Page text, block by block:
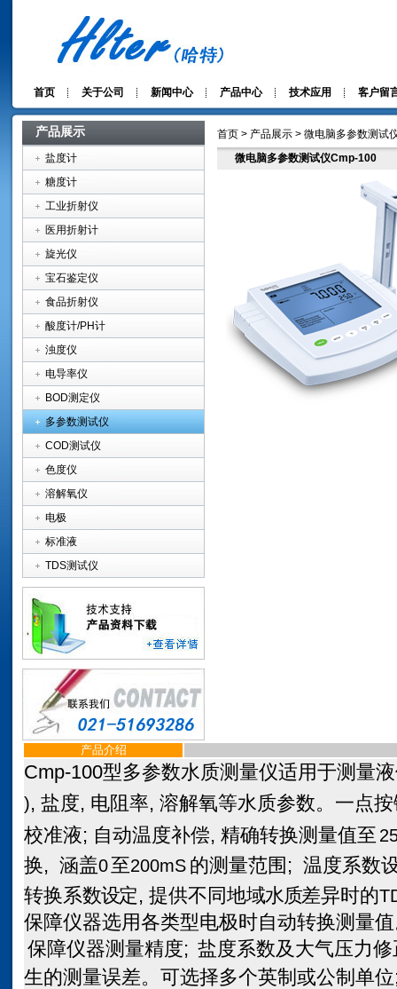
首页 关于公司 新闻中心 产品中心 技术应用 客户留
产品展示
盐度计
糖度计
工业折射仪
医用折射计
旋光仪
宝石鉴定仪
食品折射仪
酸度计/PH计
浊度仪
电导率仪
BOD测定仪
多参数测试仪
COD测试仪
色度仪
溶解氧仪
电极
标准液
TDS测试仪
首页 > 产品展示 > 微电脑多参数测试
微电脑多参数测试仪Cmp-100
产品介绍
Cmp-100型多参数水质测量仪适用于测量
), 盐度, 电阻率, 溶解氧等水质参数。一点
校准液; 自动温度补偿, 精确转换测量值至
换, 涵盖0至200mS 的测量范围 ; 温度系数
转换系数设定,提供不同地域水质差异时的
保障仪器选用各类型电极时自动转换测量
保障仪器测量精度; 盐度系数及大气压力
生的测量误差。可选择多个英制或公制单位